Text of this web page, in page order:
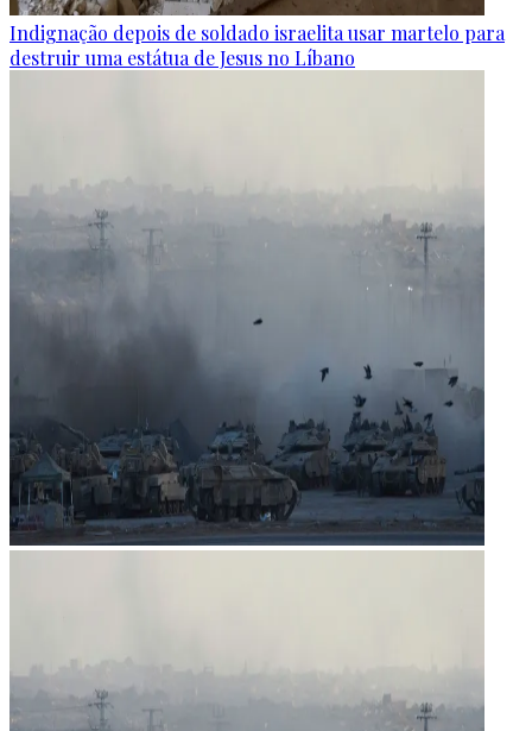
Indignação depois de soldado israelita usar martelo para
destruir uma estátua de Jesus no Líbano